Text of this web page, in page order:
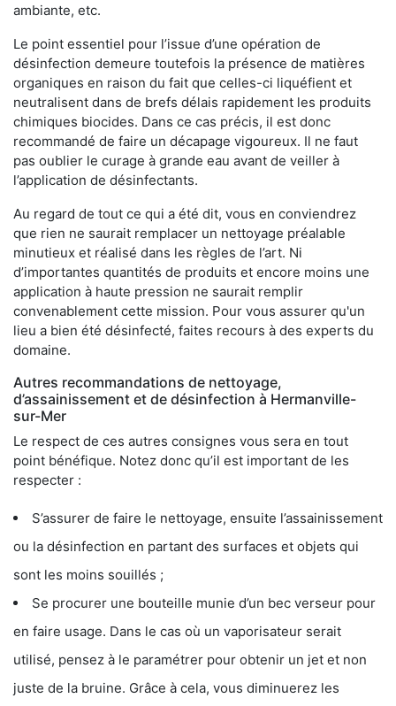
ambiante, etc.
Le point essentiel pour l’issue d’une opération de
désinfection demeure toutefois la présence de matières
organiques en raison du fait que celles-ci liquéfient et
neutralisent dans de brefs délais rapidement les produits
chimiques biocides. Dans ce cas précis, il est donc
recommandé de faire un décapage vigoureux. Il ne faut
pas oublier le curage à grande eau avant de veiller à
l’application de désinfectants.
Au regard de tout ce qui a été dit, vous en conviendrez
que rien ne saurait remplacer un nettoyage préalable
minutieux et réalisé dans les règles de l’art. Ni
d’importantes quantités de produits et encore moins une
application à haute pression ne saurait remplir
convenablement cette mission. Pour vous assurer qu'un
lieu a bien été désinfecté, faites recours à des experts du
domaine.
Autres recommandations de nettoyage,
d’assainissement et de désinfection à Hermanville-
sur-Mer
Le respect de ces autres consignes vous sera en tout
point bénéfique. Notez donc qu’il est important de les
respecter :
S’assurer de faire le nettoyage, ensuite l’assainissement
ou la désinfection en partant des surfaces et objets qui
sont les moins souillés ;
Se procurer une bouteille munie d’un bec verseur pour
en faire usage. Dans le cas où un vaporisateur serait
utilisé, pensez à le paramétrer pour obtenir un jet et non
juste de la bruine. Grâce à cela, vous diminuerez les